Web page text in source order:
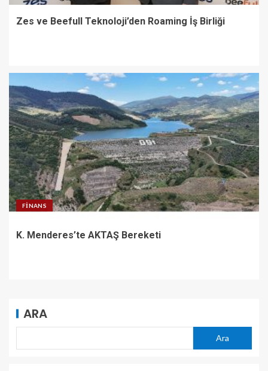
Zes ve Beefull Teknoloji’den Roaming İş Birliği
FINANS
K. Menderes’te AKTAŞ Bereketi
ARA
Ara